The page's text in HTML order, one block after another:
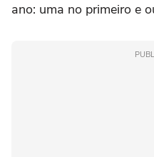
ano: uma no primeiro e